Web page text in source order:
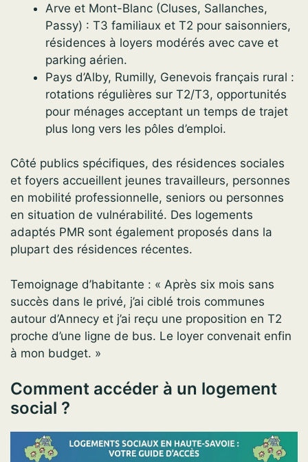
Arve et Mont-Blanc (Cluses, Sallanches,
Passy) : T3 familiaux et T2 pour saisonniers,
résidences à loyers modérés avec cave et
parking aérien.
Pays d’Alby, Rumilly, Genevois français rural :
rotations régulières sur T2/T3, opportunités
pour ménages acceptant un temps de trajet
plus long vers les pôles d’emploi.
Côté publics spécifiques, des résidences sociales
et foyers accueillent jeunes travailleurs, personnes
en mobilité professionnelle, seniors ou personnes
en situation de vulnérabilité. Des logements
adaptés PMR sont également proposés dans la
plupart des résidences récentes.
Temoignage d’habitante : « Après six mois sans
succès dans le privé, j’ai ciblé trois communes
autour d’Annecy et j’ai reçu une proposition en T2
proche d’une ligne de bus. Le loyer convenait enfin
à mon budget. »
Comment accéder à un logement
social ?